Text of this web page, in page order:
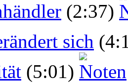
(2:37)
sich
(5:01)